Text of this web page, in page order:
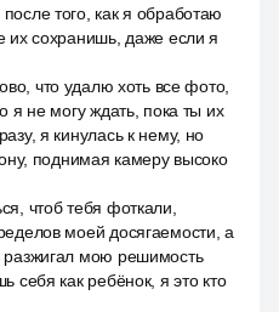
того, как я обработаю
их сохранишь, даже если я
что удалю хоть все фото,
я не могу ждать, пока ты их
я кинулась к нему, но
поднимая камеру высоко
чтоб тебя фоткали,
моей досягаемости, а
разжигал мою решимость
себя как ребёнок, я это кто